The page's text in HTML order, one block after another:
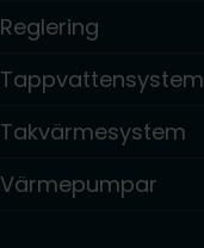
Reglering
Tappvattensystem
Takvärmesystem
Värmepumpar